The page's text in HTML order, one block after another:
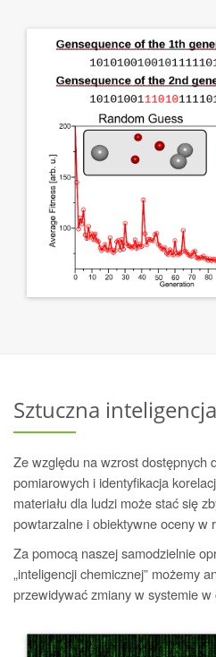
Sztuczna inteligencja
Ze względu na wzrost dostępnych
pomiarowych i identyfikacja
materiału dla ludzi może stać się
powtarzalne i obiektywne oceny w
Za pomocą naszej samodzielnie
„inteligencji chemicznej” możemy
przewidywać zmiany w systemie w